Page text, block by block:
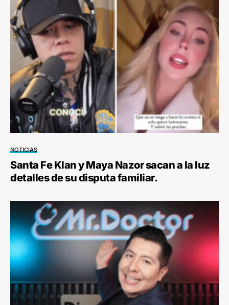
NOTICIAS
Santa Fe Klan y Maya Nazor sacan a la luz
detalles de su disputa familiar.